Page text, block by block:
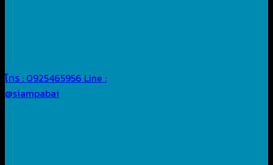
โทร : 0925465956 Line :
@siampabai